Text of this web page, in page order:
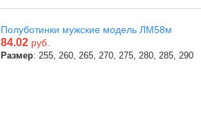
Полуботинки мужские модель ЛМ58м
84.02 руб.
Размер: 255, 260, 265, 270, 275, 280, 285, 290